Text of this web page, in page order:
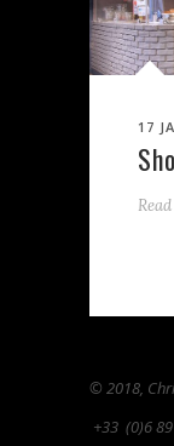
17
© 2018,
+33 (0)6